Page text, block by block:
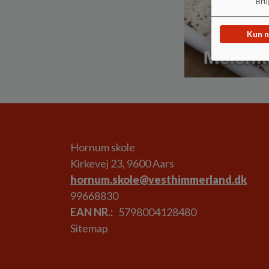
Hornum skole
Kirkevej 23, 9600 Aars
hornum.skole@vesthimmerland.dk
99668830
EAN NR.
5798004128480
Sitemap
Kun